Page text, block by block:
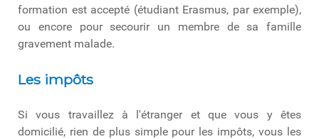
formation est accepté (étudiant Erasmus, par exemple),
ou encore pour secourir un membre de sa famille
gravement malade.
Les impôts
Si vous travaillez à l'étranger et que vous y êtes
domicilié, rien de plus simple pour les impôts, vous les